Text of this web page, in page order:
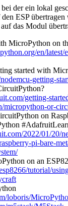
der ein lokal
ESP
das Modul
MicroPython on
en/
started with
getting-
getting-
micropython-or-
on
2022/01/20/
pi-bare-
on an
tutorial/
loboris/